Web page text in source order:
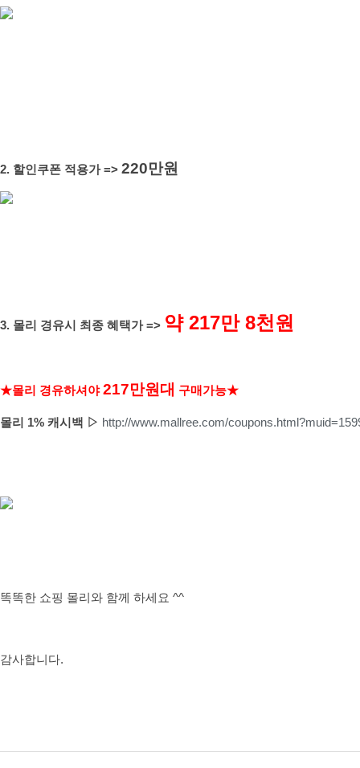
2. 할인쿠폰 적용가 => 220만원
3. 몰리 경유시 최종 혜택가 => 약 217만 8천원
★몰리 경유하셔야217만원대 구매가능★
몰리 1% 캐시백 ▷ http://www.mallree.com/
똑똑한 쇼핑 몰리와 함께 하세요 ^^
감사합니다.